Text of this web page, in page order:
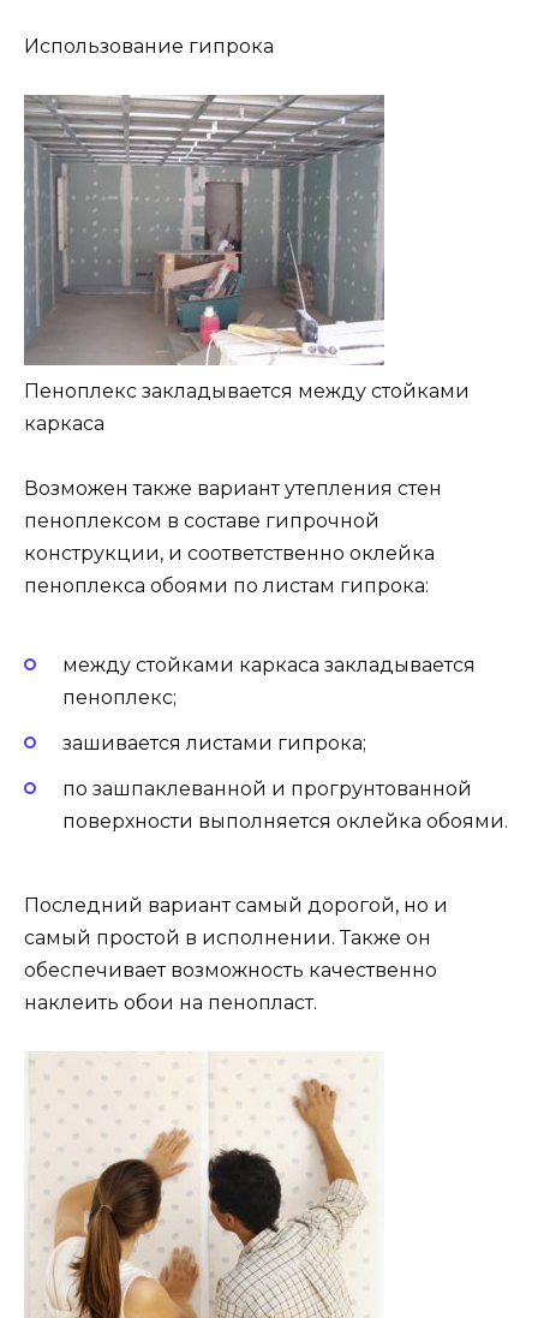
Использование гипрока
Пеноплекс закладывается между стойками
каркаса
Возможен также вариант утепления стен
пеноплексом в составе гипрочной
конструкции, и соответственно оклейка
пеноплекса обоями по листам гипрока:
между стойками каркаса закладывается
пеноплекс;
зашивается листами гипрока;
по зашпаклеванной и прогрунтованной
поверхности выполняется оклейка обоями.
Последний вариант самый дорогой, но и
самый простой в исполнении. Также он
обеспечивает возможность качественно
наклеить обои на пенопласт.